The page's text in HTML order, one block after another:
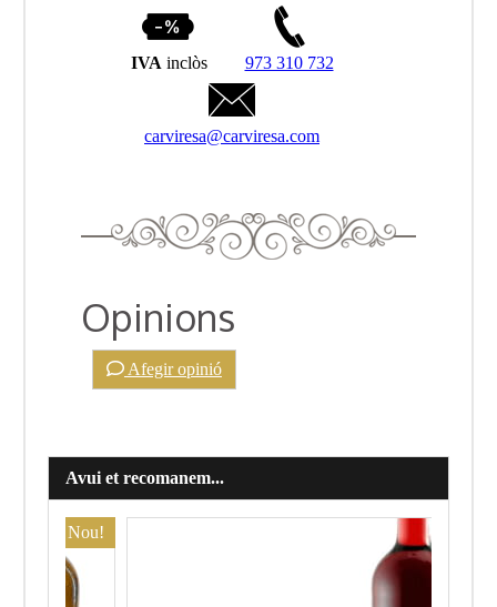
IVA inclòs 973 310 732
carviresa@carviresa.com
Opinions
Afegir opinió
Avui et recomanem...